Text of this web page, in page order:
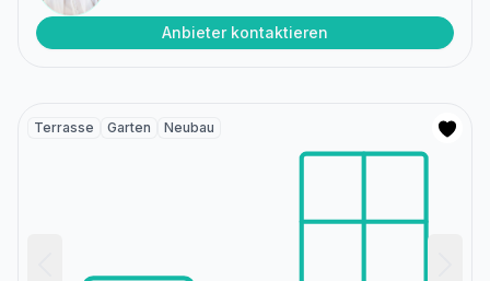
Anbieter kontaktieren
Terrasse Garten Neubau